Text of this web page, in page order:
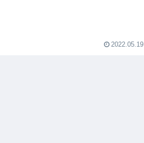
2022.05.19